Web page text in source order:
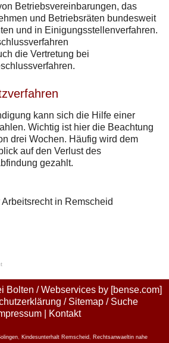
Betriebsvereinbarungen, das
und Betriebsräten bundesweit
und in Einigungsstellenverfahren.
die Vertretung bei
kann sich die Hilfe einer
Wichtig ist hier die Beachtung
drei Wochen. Häufig wird dem
auf den Verlust des
gezahlt.
Arbeitsrecht in Remscheid
Bolten / Webservices by [bense.com]
/ Sitemap/ Suche
Kontakt
Kindesunterhalt Remscheid Rechtsanwaeltin nahe